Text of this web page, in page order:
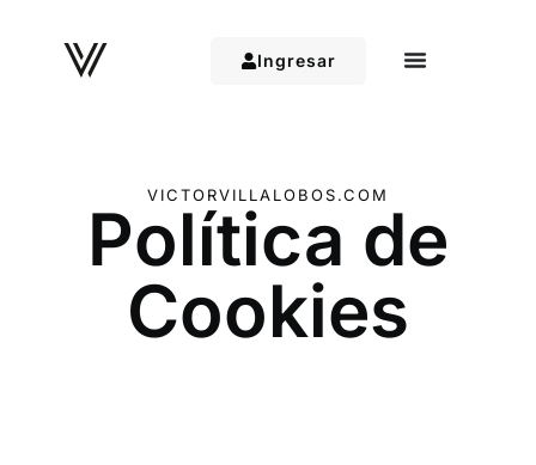
Ingresar
VICTORVILLALOBOS.COM
Política de
Cookies